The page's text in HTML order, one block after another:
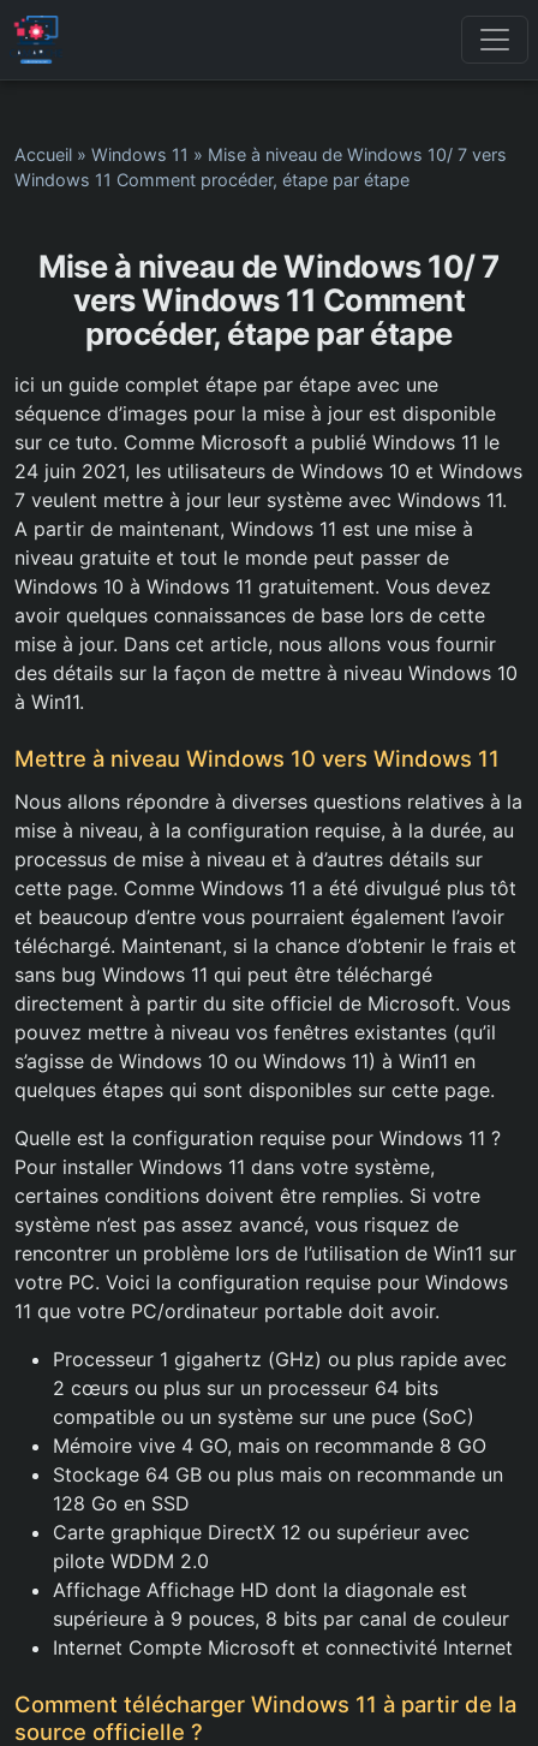
Accueil » Windows 11 » Mise à niveau de Windows 10/ 7 vers
Windows 11 Comment procéder, étape par étape
Mise à niveau de Windows 10/ 7
vers Windows 11 Comment
procéder, étape par étape
ici un guide complet étape par étape avec une
séquence d’images pour la mise à jour est disponible
sur ce tuto. Comme Microsoft a publié Windows 11 le
24 juin 2021, les utilisateurs de Windows 10 et Windows
7 veulent mettre à jour leur système avec Windows 11.
A partir de maintenant, Windows 11 est une mise à
niveau gratuite et tout le monde peut passer de
Windows 10 à Windows 11 gratuitement. Vous devez
avoir quelques connaissances de base lors de cette
mise à jour. Dans cet article, nous allons vous fournir
des détails sur la façon de mettre à niveau Windows 10
à Win11.
Mettre à niveau Windows 10 vers Windows 11
Nous allons répondre à diverses questions relatives à la
mise à niveau, à la configuration requise, à la durée, au
processus de mise à niveau et à d’autres détails sur
cette page. Comme Windows 11 a été divulgué plus tôt
et beaucoup d’entre vous pourraient également l’avoir
téléchargé. Maintenant, si la chance d’obtenir le frais et
sans bug Windows 11 qui peut être téléchargé
directement à partir du site officiel de Microsoft. Vous
pouvez mettre à niveau vos fenêtres existantes (qu’il
s’agisse de Windows 10 ou Windows 11) à Win11 en
quelques étapes qui sont disponibles sur cette page.
Quelle est la configuration requise pour Windows 11 ?
Pour installer Windows 11 dans votre système,
certaines conditions doivent être remplies. Si votre
système n’est pas assez avancé, vous risquez de
rencontrer un problème lors de l’utilisation de Win11 sur
votre PC. Voici la configuration requise pour Windows
11 que votre PC/ordinateur portable doit avoir.
Processeur 1 gigahertz (GHz) ou plus rapide avec
2 cœurs ou plus sur un processeur 64 bits
compatible ou un système sur une puce (SoC)
Mémoire vive 4 GO, mais on recommande 8 GO
Stockage 64 GB ou plus mais on recommande un
128 Go en SSD
Carte graphique DirectX 12 ou supérieur avec
pilote WDDM 2.0
Affichage Affichage HD dont la diagonale est
supérieure à 9 pouces, 8 bits par canal de couleur
Internet Compte Microsoft et connectivité Internet
Comment télécharger Windows 11 à partir de la
source officielle ?